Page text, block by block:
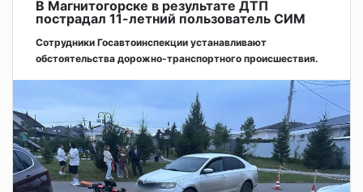
В Магнитогорске в результате ДТП
пострадал 11-летний пользователь СИМ
Сотрудники Госавтоинспекции устанавливают
обстоятельства дорожно-транспортного происшествия.